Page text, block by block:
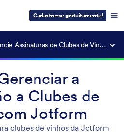
Cadastre-se gratuitamente!
Gerencie Assinaturas de Clubes de Vinho
a
a Clubes de
Jotform
clubes de vinhos da Jotform